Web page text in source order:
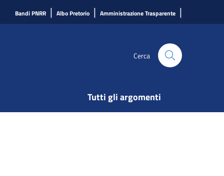
Bandi PNRR | Albo Pretorio | Amministrazione Trasparente |
Cerca
Tutti gli argomenti